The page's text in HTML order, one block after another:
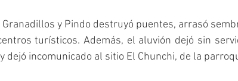
y Pindo destruyó puentes, arrasó
turísticos. Además, el aluvión dejó sin
dejó incomunicado al sitio El Chunchi, de la